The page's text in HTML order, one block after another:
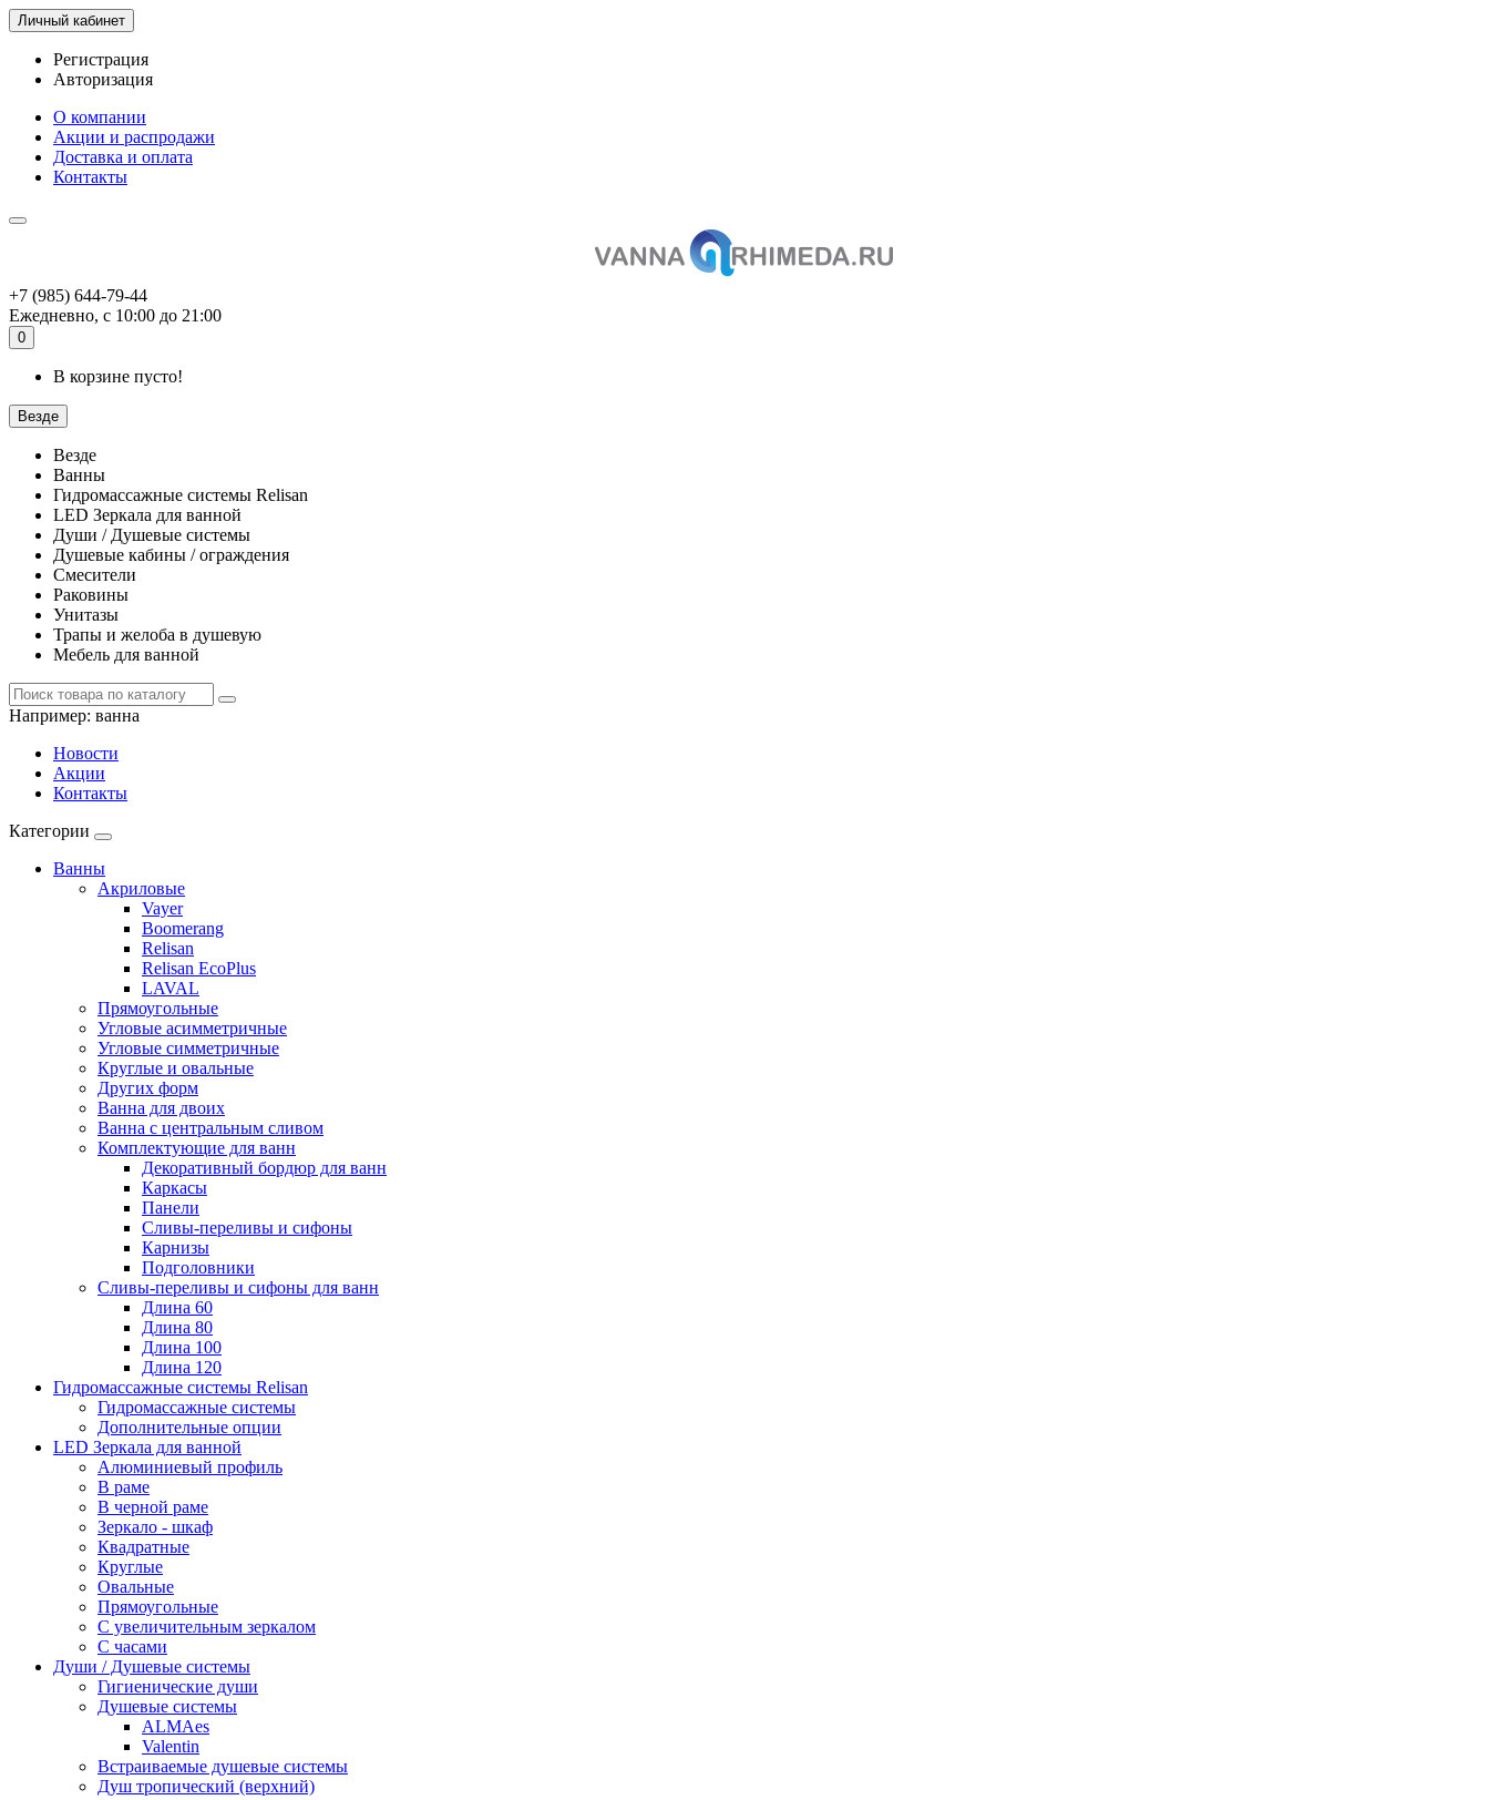
Личный кабинет
Регистрация
Авторизация
О компании
Акции и распродажи
Доставка и оплата
Контакты
+7 (985) 644-79-44
Ежедневно, с 10:00 до 21:00
0
В корзине пусто!
Везде
Везде
Ванны
Гидромассажные системы Relisan
LED Зеркала для ванной
Души / Душевые системы
Душевые кабины / ограждения
Смесители
Раковины
Унитазы
Трапы и желоба в душевую
Мебель для ванной
Например: ванна
Новости
Акции
Контакты
Категории
Ванны
Акриловые
Vayer
Boomerang
Relisan
Relisan EcoPlus
LAVAL
Прямоугольные
Угловые асимметричные
Угловые симметричные
Круглые и овальные
Других форм
Ванна для двоих
Ванна с центральным сливом
Комплектующие для ванн
Декоративный бордюр для ванн
Каркасы
Панели
Сливы-переливы и сифоны
Карнизы
Подголовники
Сливы-переливы и сифоны для ванн
Длина 60
Длина 80
Длина 100
Длина 120
Гидромассажные системы Relisan
Гидромассажные системы
Дополнительные опции
LED Зеркала для ванной
Алюминиевый профиль
В раме
В черной раме
Зеркало - шкаф
Квадратные
Круглые
Овальные
Прямоугольные
С увеличительным зеркалом
С часами
Души / Душевые системы
Гигиенические души
Душевые системы
ALMAes
Valentin
Встраиваемые душевые системы
Душ тропический (верхний)